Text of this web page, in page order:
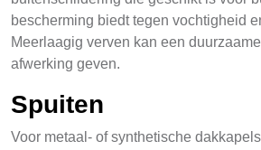
bescherming biedt tegen vochtigheid
Meerlaagig verven kan een
afwerking geven.
Spuiten
Voor metaal- of synthetische